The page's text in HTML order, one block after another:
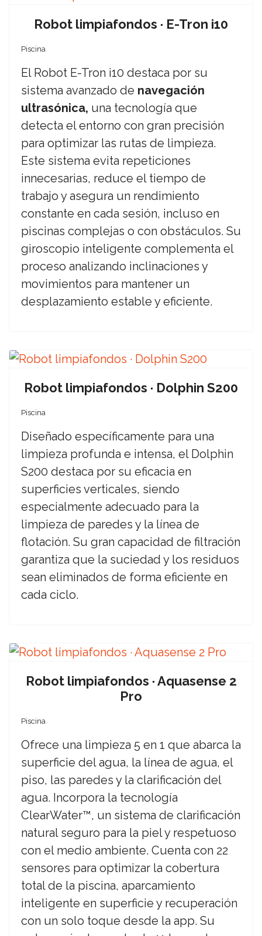
Robot limpiafondos · E-Tron i10
Piscina
El Robot E-Tron i10 destaca por su
sistema avanzado de navegación
ultrasónica, una tecnología que
detecta el entorno con gran precisión
para optimizar las rutas de limpieza.
Este sistema evita repeticiones
innecesarias, reduce el tiempo de
trabajo y asegura un rendimiento
constante en cada sesión, incluso en
piscinas complejas o con obstáculos. Su
giroscopio inteligente complementa el
proceso analizando inclinaciones y
movimientos para mantener un
desplazamiento estable y eficiente.
Robot limpiafondos · Dolphin S200
Piscina
Diseñado específicamente para una
limpieza profunda e intensa, el Dolphin
S200 destaca por su eficacia en
superficies verticales, siendo
especialmente adecuado para la
limpieza de paredes y la línea de
flotación. Su gran capacidad de filtración
garantiza que la suciedad y los residuos
sean eliminados de forma eficiente en
cada ciclo.
Robot limpiafondos · Aquasense 2
Pro
Piscina
Ofrece una limpieza 5 en 1 que abarca la
superficie del agua, la línea de agua, el
piso, las paredes y la clarificación del
agua. Incorpora la tecnología
ClearWater™, un sistema de clarificación
natural seguro para la piel y respetuoso
con el medio ambiente. Cuenta con 22
sensores para optimizar la cobertura
total de la piscina, aparcamiento
inteligente en superficie y recuperación
con un solo toque desde la app. Su